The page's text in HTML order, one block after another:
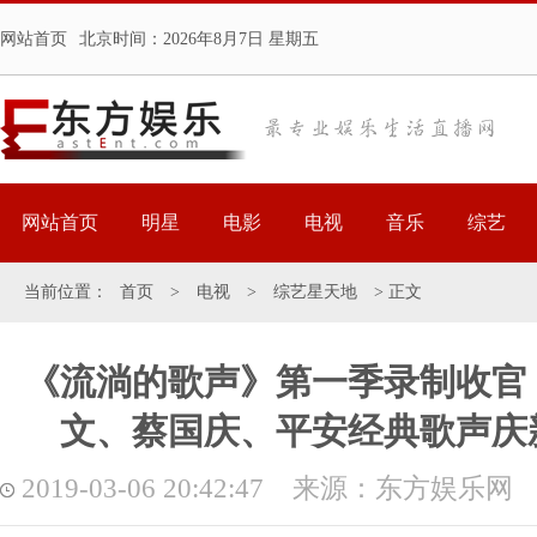
网站首页 北京时间： 2026年8月7日 星期五
网站首页 明星 电影 电视 音乐 综艺
当前位置： 首页 > 电视 > 综艺星天地 > 正文
《流淌的歌声》第一季录制收
文、蔡国庆、平安经典歌声庆
2019-03-06 20:42:47 来源：东方娱乐网